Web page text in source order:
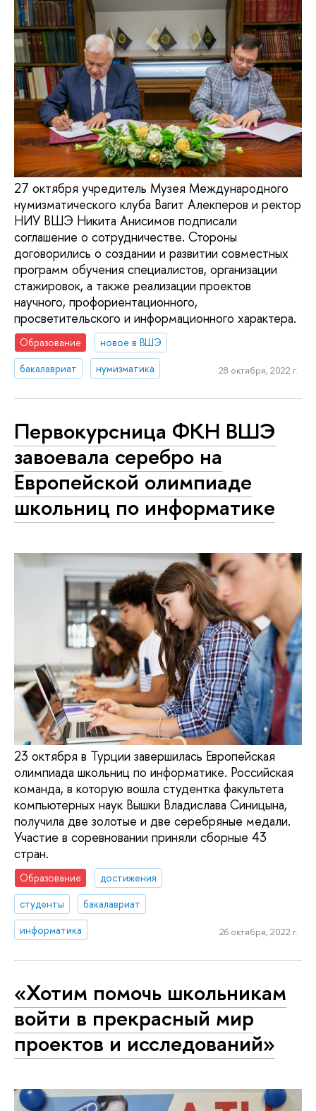
27 октября учредитель Музея Международного
нумизматического клуба Вагит Алекперов и ректор
НИУ ВШЭ Никита Анисимов подписали
соглашение о сотрудничестве. Стороны
договорились о создании и развитии совместных
программ обучения специалистов, организации
стажировок, а также реализации проектов
научного, профориентационного,
просветительского и информационного характера.
Образование
новое в ВШЭ
бакалавриат
нумизматика 28 октября, 2022 г.
Первокурсница ФКН ВШЭ
завоевала серебро на
Европейской олимпиаде
школьниц по информатике
23 октября в Турции завершилась Европейская
олимпиада школьниц по информатике. Российская
команда, в которую вошла студентка факультета
компьютерных наук Вышки Владислава Синицына,
получила две золотые и две серебряные медали.
Участие в соревновании приняли сборные 43
стран.
Образование
достижения
студенты
бакалавриат
информатика
26 октября, 2022 г.
«Хотим помочь школьникам
войти в прекрасный мир
проектов и исследований»